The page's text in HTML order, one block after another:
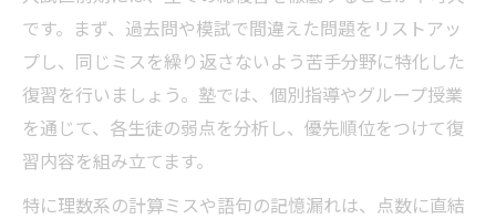
です。まず、過去問や模試で間違えた問題をリストアッ
プし、同じミスを繰り返さないよう苦手分野に特化した
復習を行いましょう。塾では、個別指導やグループ授業
を通じて、各生徒の弱点を分析し、優先順位をつけて復
習内容を組み立てます。
特に理数系の計算ミスや語句の記憶漏れは、点数に直結